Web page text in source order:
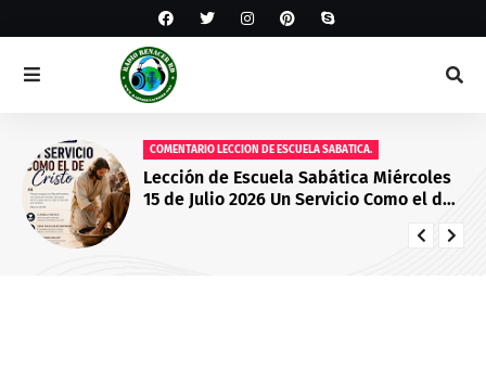
COMENTARIO LECCION DE ESCUELA SABATICA.
Lección de Escuela Sabática Miércoles
15 de Julio 2026 Un Servicio Como el de